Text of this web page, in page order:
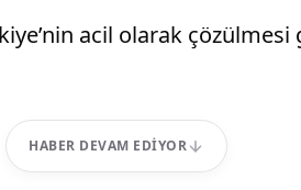
acil olarak çözülmesi
HABER DEVAM EDIYOR